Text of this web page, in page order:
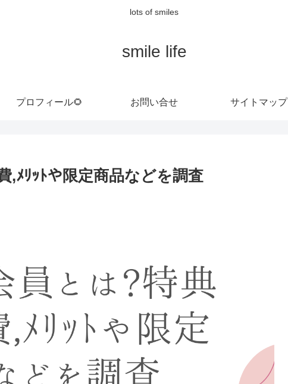
lots of smiles
smile life
プロフィール🌻 お問い合せ サイトマップ
,ﾒﾘｯﾄや限定商品などを調査